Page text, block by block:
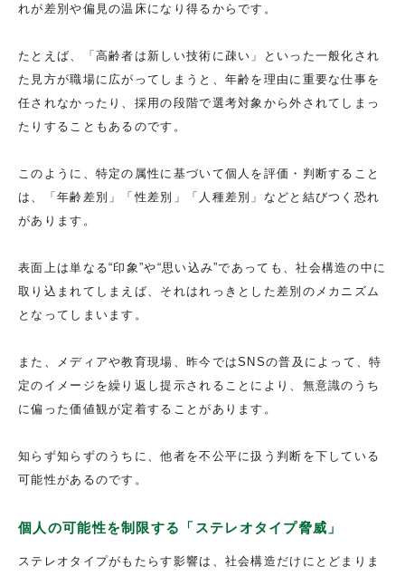
れが差別や偏見の温床になり得るからです。
たとえば、「高齢者は新しい技術に疎い」といった一般化され
た見方が職場に広がってしまうと、年齢を理由に重要な仕事を
任されなかったり、採用の段階で選考対象から外されてしまっ
たりすることもあるのです。
このように、特定の属性に基づいて個人を評価・判断すること
は、「年齢差別」「性差別」「人種差別」などと結びつく恐れ
があります。
表面上は単なる“印象”や“思い込み”であっても、社会構造の中に
取り込まれてしまえば、それはれっきとした差別のメカニズム
となってしまいます。
また、メディアや教育現場、昨今ではSNSの普及によって、特
定のイメージを繰り返し提示されることにより、無意識のうち
に偏った価値観が定着することがあります。
知らず知らずのうちに、他者を不公平に扱う判断を下している
可能性があるのです。
個人の可能性を制限する「ステレオタイプ脅威」
ステレオタイプがもたらす影響は、社会構造だけにとどまりま